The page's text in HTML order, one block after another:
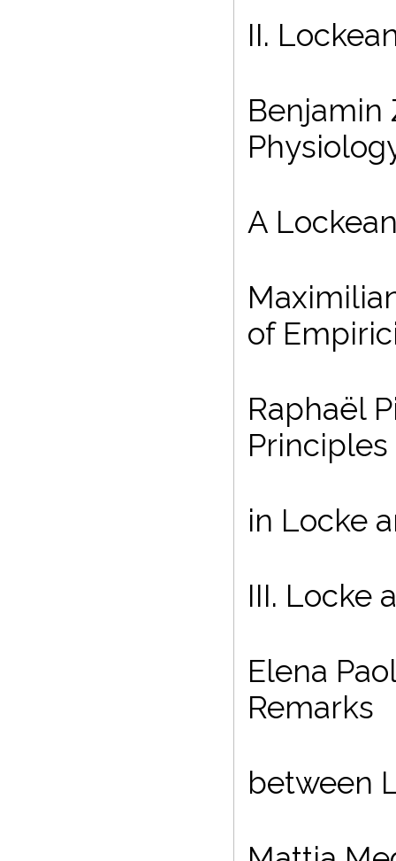
II.
Benjamin
A
of
Raphaël
Principles
in Locke
III. Locke
Elena
Remarks
between